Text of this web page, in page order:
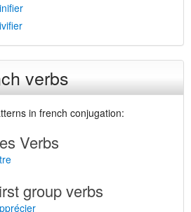
verbs
in french conjugation:
Verbs
group verbs